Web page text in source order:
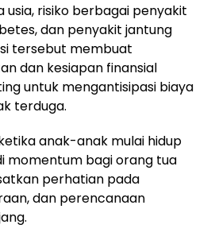
risiko berbagai penyakit
dan penyakit jantung
tersebut membuat
dan kesiapan finansial
untuk mengantisipasi biaya
terduga.
anak-anak mulai hidup
momentum bagi orang tua
perhatian pada
dan perencanaan